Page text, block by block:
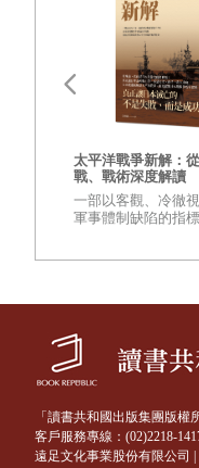
太平洋戰爭新解：
戰、戰術深度解讀
一部以客觀、冷徹
軍事體制缺陷的指
「讀書共和國出版集團版權
客戶服務專線：(02)2218-
遠足文化事業股份有限公司 |